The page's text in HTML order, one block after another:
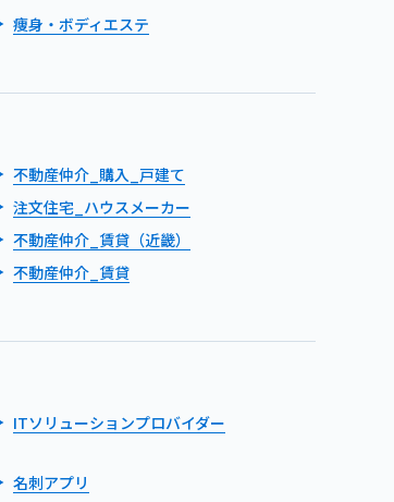
痩身・ボディエステ
不動産仲介_購入_戸建て
注文住宅_ハウスメーカー
不動産仲介_賃貸（近畿）
不動産仲介_賃貸
ITソリューションプロバイダー
名刺アプリ